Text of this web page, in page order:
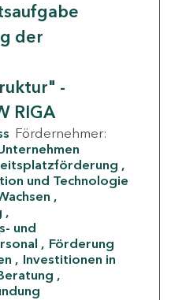
der
-
RIGA
Fördernehmer:
und Technologie
und
Förderung
Investitionen in